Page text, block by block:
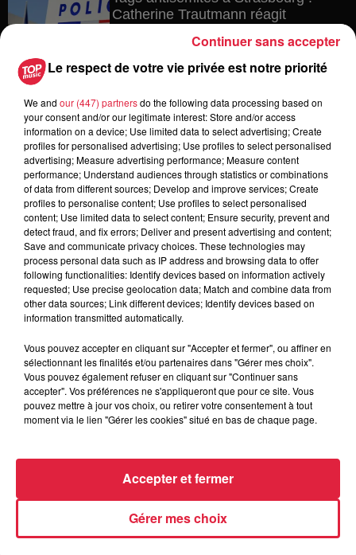
Catherine Trautmann réagit
Au zoo de Mulhouse : rencontre
avec les flamants rouges
6 août 2026
Les dernières infos sur la venue du
pape à Metz en septembre
Dans la même série
Thierry du Domaine Wunsch et
Mann à Wettolsheim !
Fanny nous présente le festival
Festimania !
Le respect de votre vie privée est notre priorité
We and our (447) partnersdo the following data processing based on
your consent and/or our legitimate interest: Store and/or access
information on a device; Use limited data to select advertising; Create
profiles for personalised advertising; Use profiles to select personalised
advertising; Measure advertising performance; Measure content
performance; Understand audiences through statistics or combinations
of data from different sources; Develop and improve services; Create
profiles to personalise content; Use profiles to select personalised
content; Use limited data to select content; Ensure security, prevent and
detect fraud, and fix errors; Deliver and present advertising and content;
Save and communicate privacy choices. These technologies may
process personal data such as IP address and browsing data to offer
following functionalities: Identify devices based on information actively
requested; Use precise geolocation data; Match and combine data from
other data sources; Link different devices; Identify devices based on
information transmitted automatically.
Vous pouvez accepter en cliquant sur "Accepter et fermer", ou affiner en
sélectionnant les finalités et/ou partenaires dans "Gérer mes choix".
Vous pouvez également refuser en cliquant sur "Continuer sans
accepter". Vos préférences ne s'appliqueront que pour ce site. Vous
pouvez mettre à jour vos choix, ou retirer votre consentement à tout
moment via le lien "Gérer les cookies" situé en bas de chaque page.
Gérer mes choix
Accepter et fermer
Continuer sans accepter